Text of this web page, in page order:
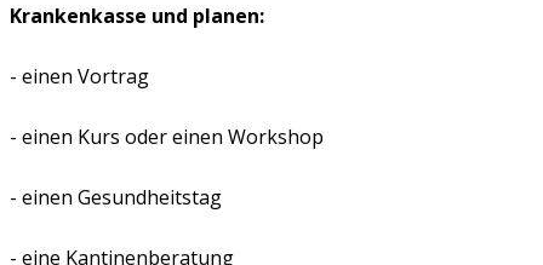
Krankenkasse und planen:
- einen Vortrag
- einen Kurs oder einen Workshop
- einen Gesundheitstag
- eine Kantinenberatung